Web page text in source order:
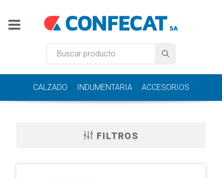
CALZADO INDUMENTARIA ACCESORIOS
FILTROS